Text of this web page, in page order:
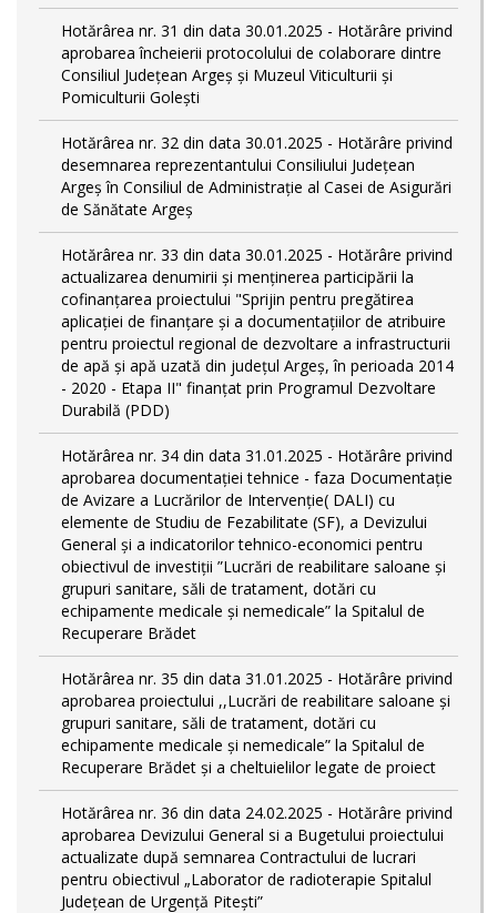
Hotărârea nr. 31 din data 30.01.2025 - Hotărâre privind
aprobarea încheierii protocolului de colaborare dintre
Consiliul Județean Argeș și Muzeul Viticulturii și
Pomiculturii Golești
Hotărârea nr. 32 din data 30.01.2025 - Hotărâre privind
desemnarea reprezentantului Consiliului Județean
Argeș în Consiliul de Administrație al Casei de Asigurări
de Sănătate Argeș
Hotărârea nr. 33 din data 30.01.2025 - Hotărâre privind
actualizarea denumirii și menținerea participării la
cofinanțarea proiectului "Sprijin pentru pregătirea
aplicaţiei de finanţare şi a documentaţiilor de atribuire
pentru proiectul regional de dezvoltare a infrastructurii
de apă şi apă uzată din judeţul Argeş, în perioada 2014
- 2020 - Etapa II" finanțat prin Programul Dezvoltare
Durabilă (PDD)
Hotărârea nr. 34 din data 31.01.2025 - Hotărâre privind
aprobarea documentației tehnice - faza Documentație
de Avizare a Lucrărilor de Intervenție( DALI) cu
elemente de Studiu de Fezabilitate (SF), a Devizului
General și a indicatorilor tehnico-economici pentru
obiectivul de investiții ”Lucrări de reabilitare saloane și
grupuri sanitare, săli de tratament, dotări cu
echipamente medicale și nemedicale” la Spitalul de
Recuperare Brădet
Hotărârea nr. 35 din data 31.01.2025 - Hotărâre privind
aprobarea proiectului ,,Lucrări de reabilitare saloane și
grupuri sanitare, săli de tratament, dotări cu
echipamente medicale și nemedicale” la Spitalul de
Recuperare Brădet și a cheltuielilor legate de proiect
Hotărârea nr. 36 din data 24.02.2025 - Hotărâre privind
aprobarea Devizului General si a Bugetului proiectului
actualizate după semnarea Contractului de lucrari
pentru obiectivul „Laborator de radioterapie Spitalul
Județean de Urgență Pitești”